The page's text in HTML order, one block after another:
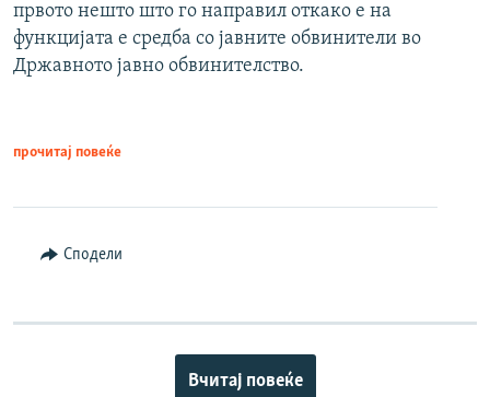
првото нешто што го направил откако е на
функцијата е средба со јавните обвинители во
Државното јавно обвинителство.
прочитај повеќе
Сподели
Вчитај повеќе